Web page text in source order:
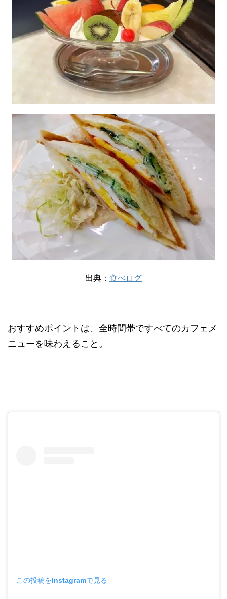
出典： 食べログ
おすすめポイントは、全時間帯ですべてのカフェメ
ニューを味わえること。
この投稿をInstagramで見る